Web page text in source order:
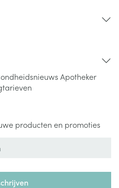
Apotheker
producten en promoties